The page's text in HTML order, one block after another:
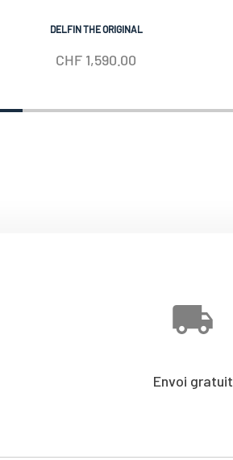
DELFIN THE ORIGINAL
CHF 1,590.00
Envoi gratuit